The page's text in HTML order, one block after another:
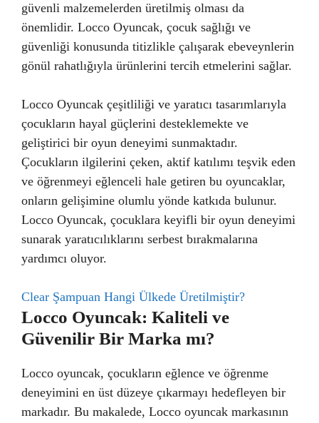
güvenli malzemelerden üretilmiş olması da
önemlidir. Locco Oyuncak, çocuk sağlığı ve
güvenliği konusunda titizlikle çalışarak ebeveynlerin
gönül rahatlığıyla ürünlerini tercih etmelerini sağlar.
Locco Oyuncak çeşitliliği ve yaratıcı tasarımlarıyla
çocukların hayal güçlerini desteklemekte ve
geliştirici bir oyun deneyimi sunmaktadır.
Çocukların ilgilerini çeken, aktif katılımı teşvik eden
ve öğrenmeyi eğlenceli hale getiren bu oyuncaklar,
onların gelişimine olumlu yönde katkıda bulunur.
Locco Oyuncak, çocuklara keyifli bir oyun deneyimi
sunarak yaratıcılıklarını serbest bırakmalarına
yardımcı oluyor.
Clear Şampuan Hangi Ülkede Üretilmiştir?
Locco Oyuncak: Kaliteli ve
Güvenilir Bir Marka mı?
Locco oyuncak, çocukların eğlence ve öğrenme
deneyimini en üst düzeye çıkarmayı hedefleyen bir
markadır. Bu makalede, Locco oyuncak markasının